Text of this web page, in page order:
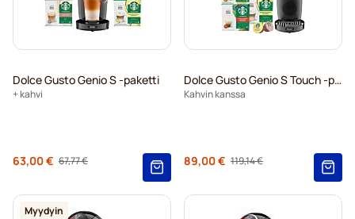
Dolce Gusto Genio S -paketti
+ kahvi
Regular Price
67,77 €
63,00 €
Dolce Gusto Genio S Touch -paketti
Kahvin kanssa
Regular Price
119,14 €
89,00 €
Myydyin